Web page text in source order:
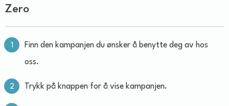
Zero
Finn den kampanjen du ønsker å benytte deg av hos
oss.
Trykk på knappen for å vise kampanjen.